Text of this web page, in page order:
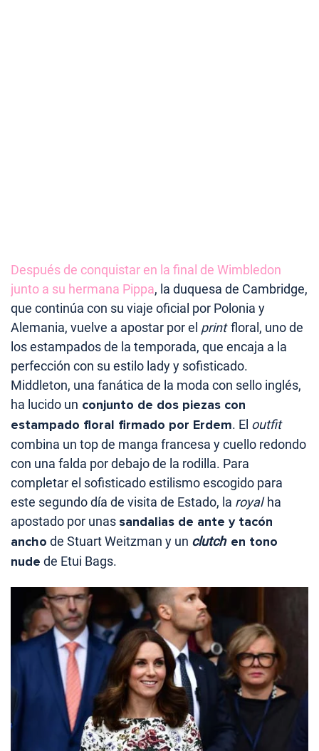
Después de conquistar en la final de Wimbledon
junto a su hermana Pippa, la duquesa de Cambridge,
que continúa con su viaje oficial por Polonia y
Alemania, vuelve a apostar por el printfloral, uno de
los estampados de la temporada, que encaja a la
perfección con su estilo lady y sofisticado.
Middleton, una fanática de la moda con sello inglés,
ha lucido un conjunto de dos piezas con
estampado floral firmado por Erdem. El outfit
combina un top de manga francesa y cuello redondo
con una falda por debajo de la rodilla. Para
completar el sofisticado estilismo escogido para
este segundo día de visita de Estado, la royalha
apostado por unas sandalias de ante y tacón
ancho de Stuart Weitzman y un clutchen tono
nude de Etui Bags.